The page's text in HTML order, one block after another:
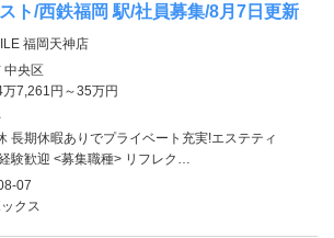
ト/西鉄福岡 駅/社員募集/8月7日更新
福岡天神店
中央区
万7,261円～35万円
長期休暇ありでプライベート充実!エステティ
験歓迎 <募集職種> リフレク…
07
クス